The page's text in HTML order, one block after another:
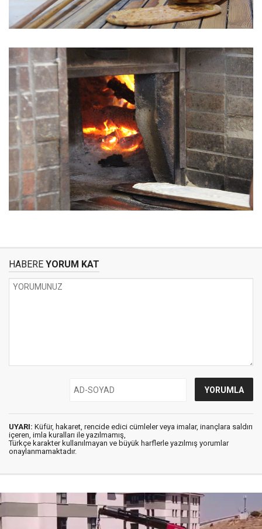
HABERE YORUM KAT
UYARI: Küfür, hakaret, rencide edici cümleler veya imalar, inançlara saldırı
içeren, imla kuralları ile yazılmamış,
Türkçe karakter kullanılmayan ve büyük harflerle yazılmış yorumlar
onaylanmamaktadır.